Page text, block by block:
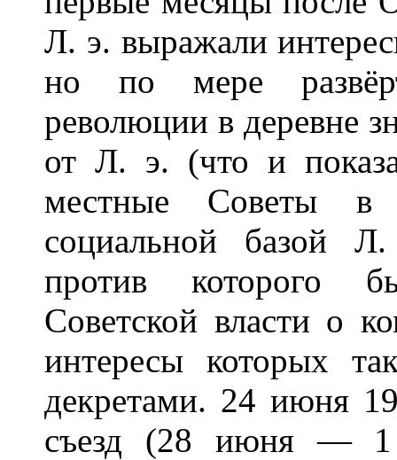
Л. э. выражали
но по мере
революции в деревне
от Л. э. (что и
местные Советы
социальной базой Л.
против которого
Советской власти о
интересы которых
декретами. 24 июня
съезд (28 июня — 1